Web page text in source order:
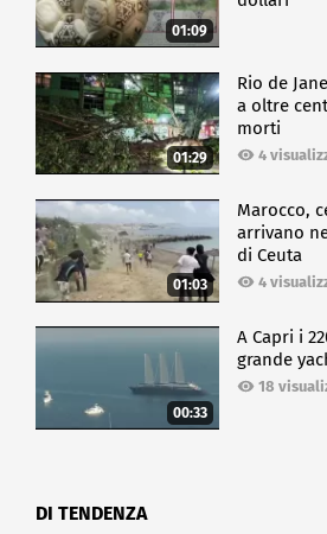
01:09
01:29
Rio de
a oltre
morti
4
01:03
Marocco,
arrivano
di Ceuta
4
00:33
A Capri i
grande
18
DI TENDENZA